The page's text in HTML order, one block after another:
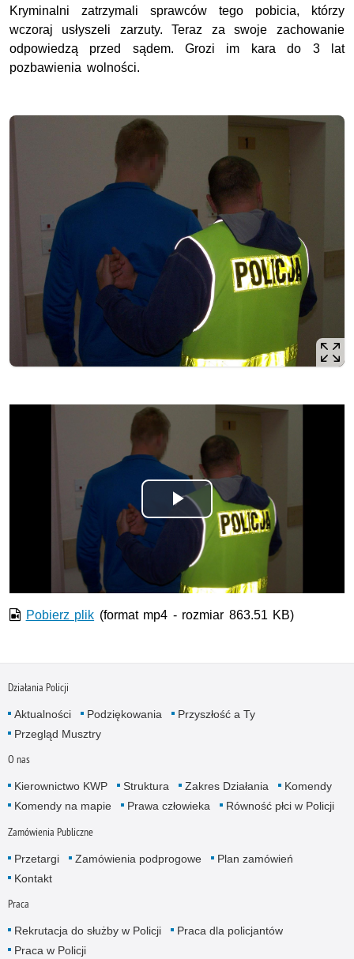
Kryminalni zatrzymali sprawców tego pobicia, którzy
wczoraj usłyszeli zarzuty. Teraz za swoje zachowanie
odpowiedzą przed sądem. Grozi im kara do 3 lat
pozbawienia wolności.
Odtwórz
wideo
Pobierz plik (format mp4 - rozmiar 863.51 KB)
Działania Policji
Aktualności Podziękowania
Przyszłość a Ty
Przegląd Musztry
O nas
Kierownictwo KWP Struktura Zakres Działania
Komendy
Komendy na mapie
Prawa człowieka Równość płci w Policji
Zamówienia Publiczne
Przetargi Zamówienia podprogowe
Plan zamówień
Kontakt
Praca
Rekrutacja do służby w Policji
Praca dla policjantów
Praca w Policji